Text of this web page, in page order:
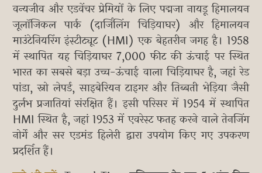
वन्यजीव और एडवेंचर प्रेमियों के लिए पद्मजा नायडू हिमालयन
जूलॉजिकल पार्क (दार्जिलिंग चिड़ियाघर) और हिमालयन
माउंटेनियरिंग इंस्टीट्यूट (HMI) एक बेहतरीन जगह है। 1958
में स्थापित यह चिड़ियाघर 7,000 फीट की ऊंचाई पर स्थित
भारत का सबसे बड़ा उच्च-ऊंचाई वाला चिड़ियाघर है, जहां रेड
पांडा, स्नो लेपर्ड, साइबेरियन टाइगर और तिब्बती भेड़िया जैसी
दुर्लभ प्रजातियां संरक्षित हैं। इसी परिसर में 1954 में स्थापित
HMI स्थित है, जहां 1953 में एवरेस्ट फतह करने वाले तेनजिंग
नोर्गे और सर एडमंड हिलेरी द्वारा उपयोग किए गए उपकरण
प्रदर्शित हैं।